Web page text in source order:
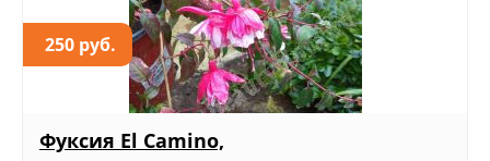
250 руб.
Фуксия El Camino,